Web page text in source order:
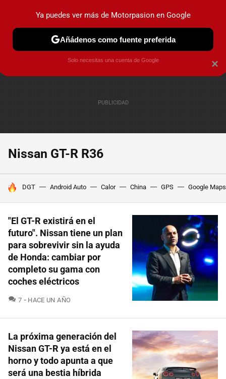
PRUEBAS COCHES ELÉCTRICOS OBSERVATORIO
Nissan GT-R R36
HOY SE HABLA DE
DGT Android Auto Calor China GPS Google Maps
"El GT-R existirá en el
futuro". Nissan tiene un plan
para sobrevivir sin la ayuda
de Honda: cambiar por
completo su gama con
coches eléctricos
7 COMENTARIOS
HACE UN AÑO
La próxima generación del
Nissan GT-R ya está en el
horno y todo apunta a que
será una bestia híbrida
×
Ya puedes ver más de Motorpasion en Google
Añádenos como fuente preferida
Solo necesitas una cuenta de Google